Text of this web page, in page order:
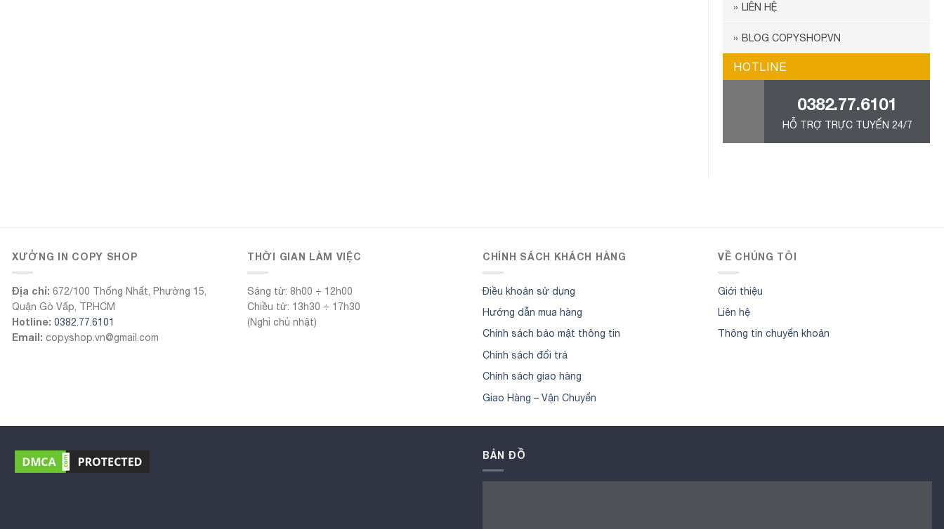
LIÊN HỆ
BLOG COPYSHOP.VN
HOTLINE
0382.77.6101
HỖ TRỢ TRỰC TUYẾN 24/7
XƯỞNG IN COPY SHOP
Địa chỉ: 672/100 Thống Nhất, Phường 15,
Quận Gò Vấp, TP.HCM
Hotline: 0382.77.6101
Email: copyshop.vn@gmail.com
THỜI GIAN LÀM VIỆC
Sáng từ: 8h00 ÷ 12h00
Chiều từ: 13h30 ÷ 17h30
(Nghỉ chủ nhật)
CHÍNH SÁCH KHÁCH HÀNG
Điều khoản sử dụng
Hướng dẫn mua hàng
Chính sách bảo mật thông tin
Chính sách đổi trả
Chính sách giao hàng
Giao Hàng – Vận Chuyển
VỀ CHÚNG TÔI
Giới thiệu
Liên hệ
Thông tin chuyển khoản
BẢN ĐỒ